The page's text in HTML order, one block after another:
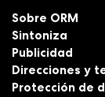
Sobre ORM
Sintoniza
Publicidad
Direcciones y
Protección de